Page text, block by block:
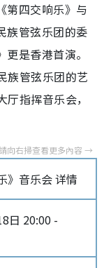
第四交响乐》与
族管弦乐团的委
是香港首演。
族管弦乐团的艺
指挥音乐会，
》音乐会 详情
日 20:00 -